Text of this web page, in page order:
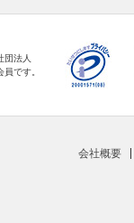
団法人
です。
会社概要